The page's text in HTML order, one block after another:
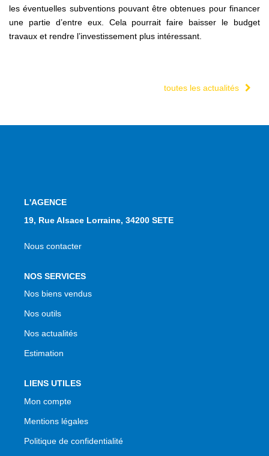
les éventuelles subventions pouvant être obtenues pour financer
une partie d’entre eux. Cela pourrait faire baisser le budget
travaux et rendre l’investissement plus intéressant.
toutes les actualités
L'AGENCE
19, Rue Alsace Lorraine, 34200 SETE
Nous contacter
NOS SERVICES
Nos biens vendus
Nos outils
Nos actualités
Estimation
LIENS UTILES
Mon compte
Mentions légales
Politique de confidentialité